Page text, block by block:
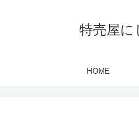
特売屋に
HOME